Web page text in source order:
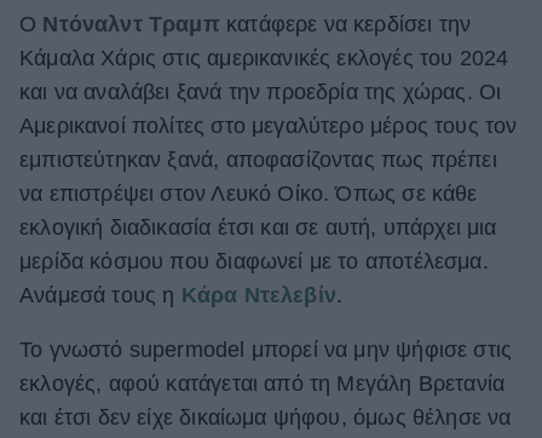
ΒΟΞ
Χωρίς Ταμπέλες
Women's Forum
Γάμος
Ο Ντόναλντ Τραμπ κατάφερε να κερδίσει την
Κάμαλα Χάρις στις αμερικανικές εκλογές του 2024
και να αναλάβει ξανά την προεδρία της χώρας. Οι
Αμερικανοί πολίτες στο μεγαλύτερο μέρος τους τον
εμπιστεύτηκαν ξανά, αποφασίζοντας πως πρέπει
να επιστρέψει στον Λευκό Οίκο. Όπως σε κάθε
εκλογική διαδικασία έτσι και σε αυτή, υπάρχει μια
μερίδα κόσμου που διαφωνεί με το αποτέλεσμα.
Ανάμεσά τους η Κάρα Ντελεβίν.
Το γνωστό supermodel μπορεί να μην ψήφισε στις
εκλογές, αφού κατάγεται από τη Μεγάλη Βρετανία
και έτσι δεν είχε δικαίωμα ψήφου, όμως θέλησε να